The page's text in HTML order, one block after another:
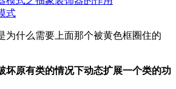
式
为什么需要上面那个被黄色框圈住的
坏原有类的情况下动态扩展一个类的功